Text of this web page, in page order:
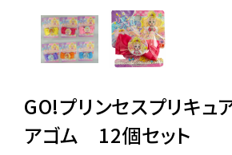
販促用カプセルトイ
よくあるご質問
ご利用ガイド
GO!プリンセスプリキ
アゴム 12個セット